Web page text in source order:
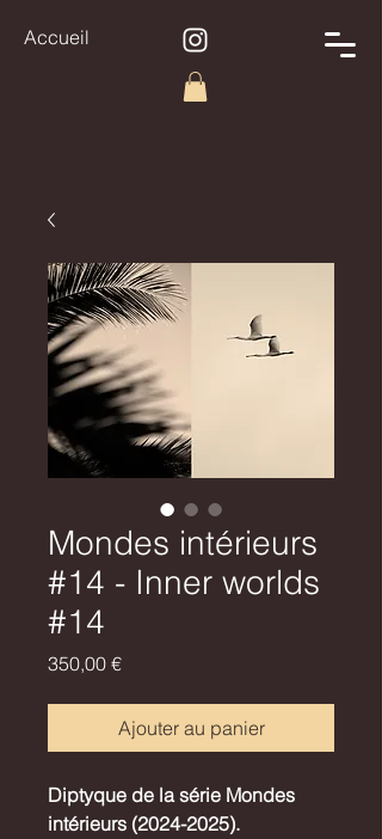
Accueil
Mondes intérieurs
#14 - Inner worlds
#14
350,00 €Prix
Ajouter au panier
Diptyque de la série Mondes
intérieurs (2024-2025).